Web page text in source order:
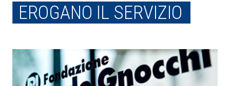
EROGANO IL SERVIZIO